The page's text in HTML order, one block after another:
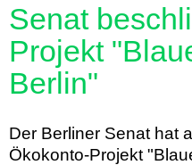
Senat
Projekt
Berlin"
Der Berliner Senat hat
Ökokonto-Projekt